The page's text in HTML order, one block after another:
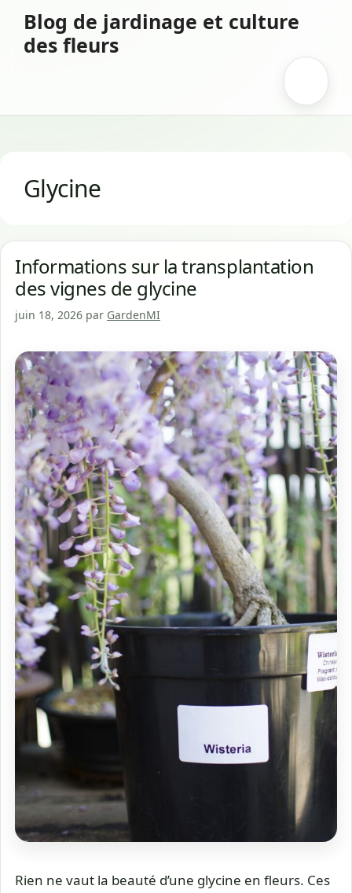
contenu
Blog de jardinage et culture
des fleurs
Glycine
Informations sur la transplantation
des vignes de glycine
juin 18, 2026 par GardenMI
Rien ne vaut la beauté d’une glycine en fleurs. Ces